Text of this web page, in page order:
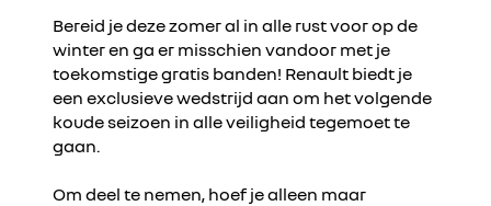
Bereid je deze zomer al in alle rust voor op de
winter en ga er misschien vandoor met je
toekomstige gratis banden! Renault biedt je
een exclusieve wedstrijd aan om het volgende
koude seizoen in alle veiligheid tegemoet te
gaan.
Om deel te nemen, hoef je alleen maar